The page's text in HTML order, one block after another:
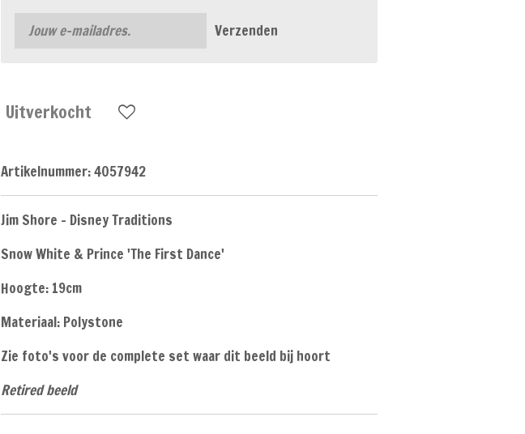
Verzenden
Uitverkocht
Artikelnummer:4057942
Jim Shore - Disney Traditions
Snow White & Prince 'The First Dance'
Hoogte: 19cm
Materiaal: Polystone
Zie foto's voor de complete set waar dit beeld bij hoort
Retired beeld